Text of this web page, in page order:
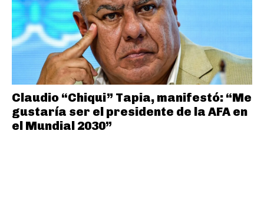
Claudio “Chiqui” Tapia, manifestó: “Me
gustaría ser el presidente de la AFA en
el Mundial 2030”